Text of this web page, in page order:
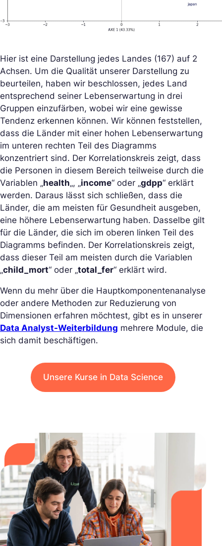
Hier ist eine Darstellung jedes Landes (167) auf 2
Achsen. Um die Qualität unserer Darstellung zu
beurteilen, haben wir beschlossen, jedes Land
entsprechend seiner Lebenserwartung in drei
Gruppen einzufärben, wobei wir eine gewisse
Tendenz erkennen können. Wir können feststellen,
dass die Länder mit einer hohen Lebenserwartung
im unteren rechten Teil des Diagramms
konzentriert sind. Der Korrelationskreis zeigt, dass
die Personen in diesem Bereich teilweise durch die
Variablen „health„, „income“ oder „gdpp“ erklärt
werden. Daraus lässt sich schließen, dass die
Länder, die am meisten für Gesundheit ausgeben,
eine höhere Lebenserwartung haben. Dasselbe gilt
für die Länder, die sich im oberen linken Teil des
Diagramms befinden. Der Korrelationskreis zeigt,
dass dieser Teil am meisten durch die Variablen
„child_mort“ oder „total_fer“ erklärt wird.
Wenn du mehr über die Hauptkomponentenanalyse
oder andere Methoden zur Reduzierung von
Dimensionen erfahren möchtest, gibt es in unserer
Data Analyst-Weiterbildung mehrere Module, die
sich damit beschäftigen.
Unsere Kurse in Data Science